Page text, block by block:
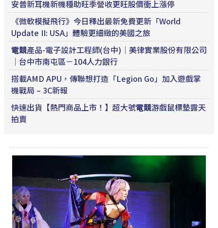
安普新耳機新機種助旺季營收更旺股價衝上漲停
《微軟模擬飛行》今日釋出最新免費更新「World
Update II: USA」體驗更細緻的美國之旅
電競產品-電子設計工程師(台中)｜美律實業股份有限公司
｜台中市南屯區－104人力銀行
搭載AMD APU，傳聯想打造「Legion Go」加入遊戲掌
機戰局 – 3C新報
快速出貨【熱門商品上市！】超大號電競游戲鼠標墊露天
拍賣